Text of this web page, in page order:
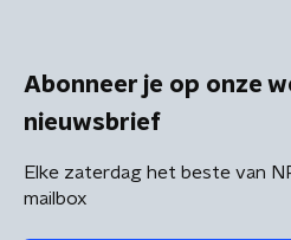
Abonneer je op onze
nieuwsbrief
Elke zaterdag het beste van
mailbox